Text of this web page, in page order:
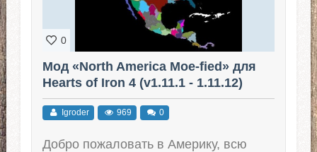
0
Мод «North America Moe-fied» для
Hearts of Iron 4 (v1.11.1 - 1.11.12)
Igroder 969 0
Добро пожаловать в Америку, всю